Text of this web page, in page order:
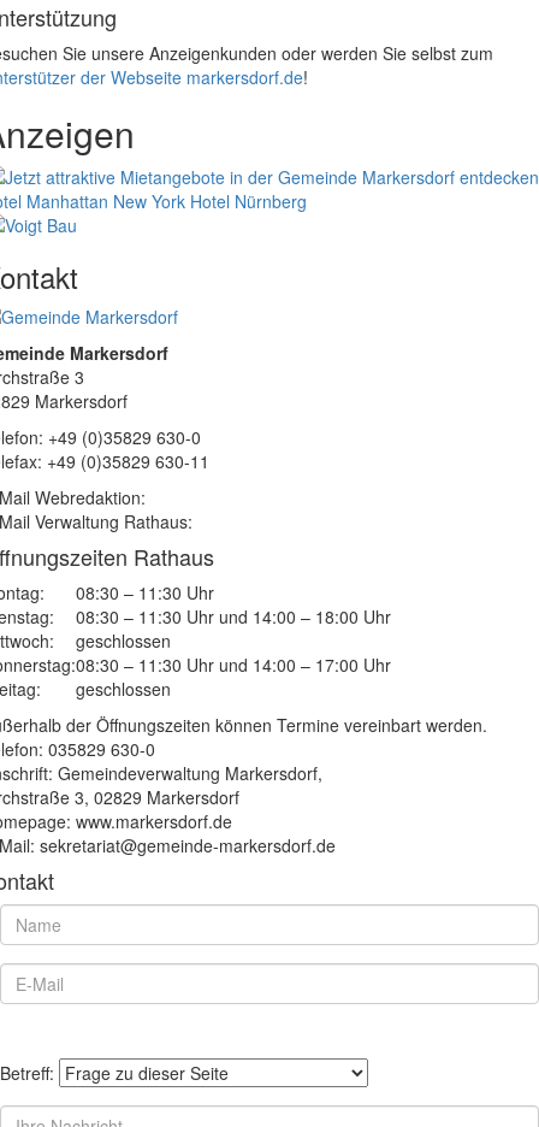
Sie unsere Anzeigenkunden oder werden Sie selbst zum
der Webseite markersdorf.de!
Manhattan New York Hotel Nürnberg
Markersdorf
3
Markersdorf
+49 (0)35829 630-0
+49 (0)35829 630-11
Webredaktion:
Verwaltung Rathaus:
Rathaus
08:30 – 11:30 Uhr
08:30 – 11:30 Uhr und 14:00 – 18:00 Uhr
geschlossen
08:30 – 11:30 Uhr und 14:00 – 17:00 Uhr
geschlossen
der Öffnungszeiten können Termine vereinbart werden.
035829 630-0
Gemeindeverwaltung Markersdorf,
3, 02829 Markersdorf
www.markersdorf.de
sekretariat@gemeinde-markersdorf.de
Betreff: